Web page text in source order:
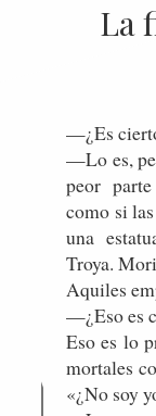
La
—¿Es
—Lo es,
peor
como si
una
Troya.
Aquiles
—¿Eso es
Eso es lo
mortales
«¿No soy